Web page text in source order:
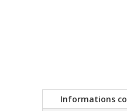
Informations